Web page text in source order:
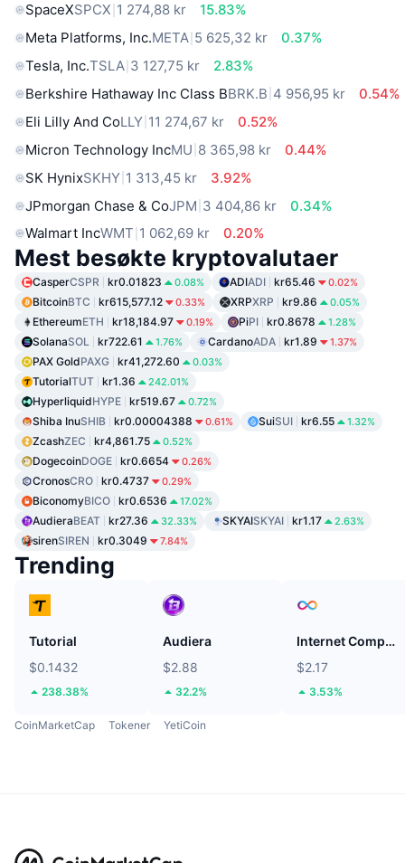
SpaceXSPCX 1 274,88 kr
15.83%
Meta Platforms, Inc.META 5 625,32 kr
0.37%
Tesla, Inc.TSLA 3 127,75 kr
2.83%
Berkshire Hathaway Inc Class BBRK.B 4 956,95 kr
0.54%
Eli Lilly And CoLLY 11 274,67 kr
0.52%
Micron Technology IncMU 8 365,98 kr
0.44%
SK HynixSKHY 1 313,45 kr
3.92%
JPmorgan Chase & CoJPM 3 404,86 kr
0.34%
Walmart IncWMT 1 062,69 kr 0.20%
Mest besøkte kryptovalutaer
CasperCSPR kr0.01823 0.08% ADIADI kr65.46 0.02%
BitcoinBTC kr615,577.12 0.33% XRPXRP kr9.86 0.05%
EthereumETH kr18,184.97 0.19% PiPI kr0.8678 1.28%
SolanaSOL kr722.61 1.76% CardanoADA kr1.89 1.37%
PAX GoldPAXG kr41,272.60 0.03%
TutorialTUT kr1.36 242.01%
HyperliquidHYPE kr519.67 0.72%
Shiba InuSHIB kr0.00004388 0.61% SuiSUI kr6.55 1.32%
ZcashZEC kr4,861.75 0.52%
DogecoinDOGE kr0.6654 0.26%
CronosCRO kr0.4737 0.29%
BiconomyBICO kr0.6536 17.02%
AudieraBEAT kr27.36 32.33% SKYAISKYAI kr1.17 2.63%
sirenSIREN kr0.3049 7.84%
Trending
Tutorial
$0.1432
238.38%
Audiera
$2.88
32.2%
Internet Computer
$2.17
3.53%
CoinMarketCap Tokener YetiCoin